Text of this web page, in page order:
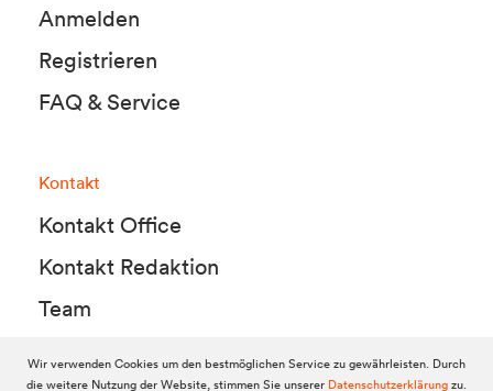
Anmelden
Registrieren
FAQ & Service
Kontakt
Kontakt Office
Kontakt Redaktion
Team
Wir verwenden Cookies um den bestmöglichen Service zu gewährleisten. Durch
die weitere Nutzung der Website, stimmen Sie unserer Datenschutzerklärungzu.